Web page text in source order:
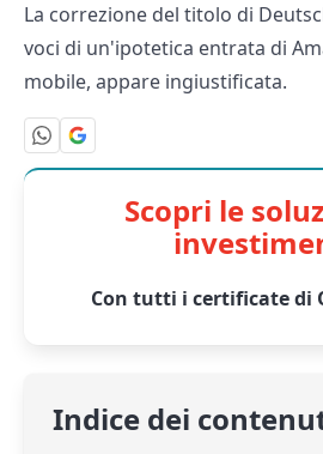
La correzione del titolo di
voci di un'ipotetica entrata di
mobile, appare ingiustificata.
Scopri le
Con tutti i certificate di
Indice dei